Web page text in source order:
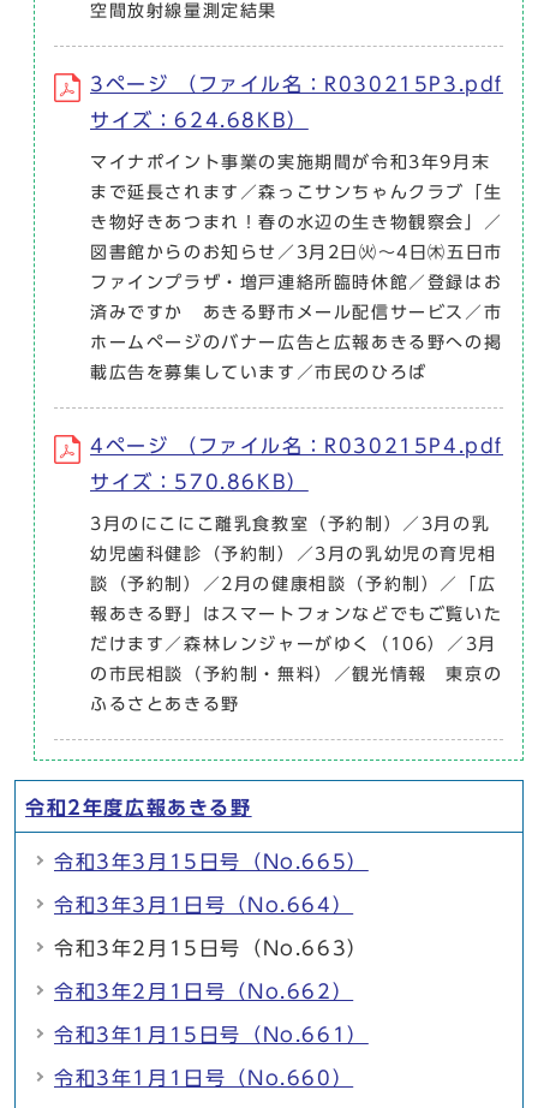
空間放射線量測定結果
3ページ （ファイル名：R030215P3.pdf
サイズ：624.68KB）
マイナポイント事業の実施期間が令和3年9月末
まで延長されます／森っこサンちゃんクラブ「生
き物好きあつまれ！春の水辺の生き物観察会」／
図書館からのお知らせ／3月2日㈫〜4日㈭五日市
ファインプラザ・増戸連絡所臨時休館／登録はお
済みですか あきる野市メール配信サービス／市
ホームページのバナー広告と広報あきる野への掲
載広告を募集しています／市民のひろば
4ページ （ファイル名：R030215P4.pdf
サイズ：570.86KB）
3月のにこにこ離乳食教室（予約制）／3月の乳
幼児歯科健診（予約制）／3月の乳幼児の育児相
談（予約制）／2月の健康相談（予約制）／「広
報あきる野」はスマートフォンなどでもご覧いた
だけます／森林レンジャーがゆく（106）／3月
の市民相談（予約制・無料）／観光情報 東京の
ふるさとあきる野
令和2年度広報あきる野
令和3年3月15日号（No.665）
令和3年3月1日号（No.664）
令和3年2月15日号（No.663）
令和3年2月1日号（No.662）
令和3年1月15日号（No.661）
令和3年1月1日号（No.660）